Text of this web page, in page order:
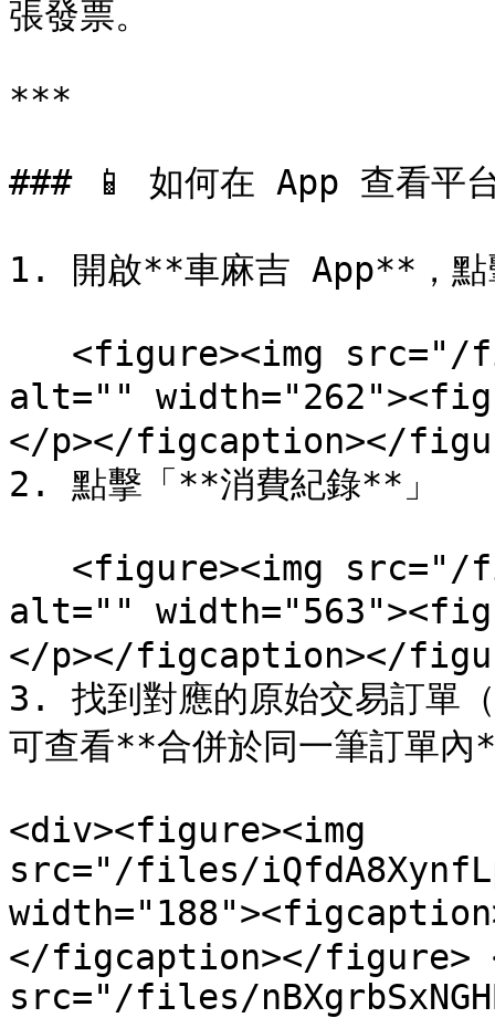
張發票。
***
### 📱 如何在 App 查看平
1. 開啟**車麻吉 App**，點
alt=""
</p></figcaption></
2. 點擊「**消費紀錄**」
alt=""
</p></figcaption></
3. 找到對應的原始交易訂單
可查看**合併於同一筆訂單內
<div><figure><img
src="/files/
</figcaption></figure>
src="/files/